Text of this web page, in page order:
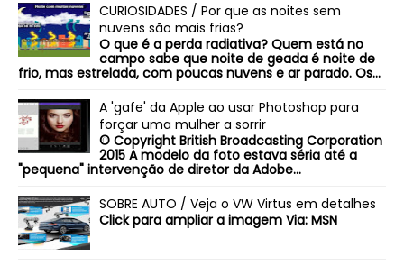
CURIOSIDADES / Por que as noites sem
nuvens são mais frias?
O que é a perda radiativa? Quem está no
campo sabe que noite de geada é noite de
frio, mas estrelada, com poucas nuvens e ar parado. Os...
A 'gafe' da Apple ao usar Photoshop para
forçar uma mulher a sorrir
© Copyright British Broadcasting Corporation
2015 A modelo da foto estava séria até a
"pequena" intervenção de diretor da Adobe...
SOBRE AUTO / Veja o VW Virtus em detalhes
Click para ampliar a imagem Via: MSN